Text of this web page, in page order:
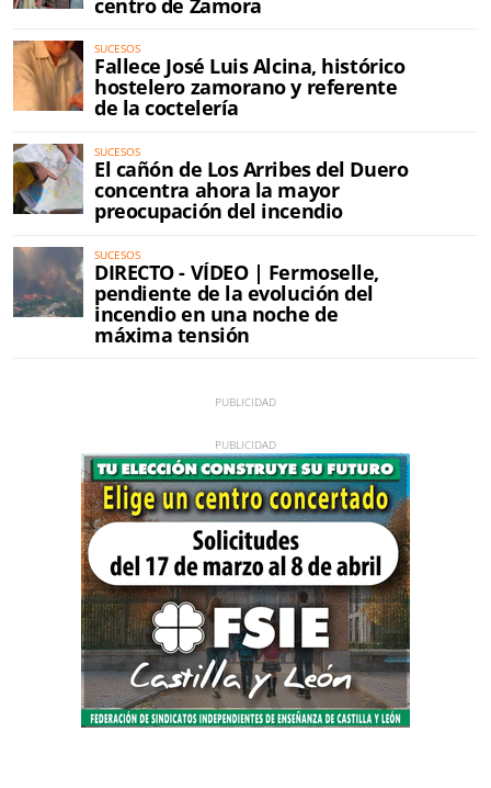
SUCESOS
Fallece José Luis Alcina, histórico
hostelero zamorano y referente
de la coctelería
SUCESOS
El cañón de Los Arribes del Duero
concentra ahora la mayor
preocupación del incendio
SUCESOS
DIRECTO - VÍDEO | Fermoselle,
pendiente de la evolución del
incendio en una noche de
máxima tensión